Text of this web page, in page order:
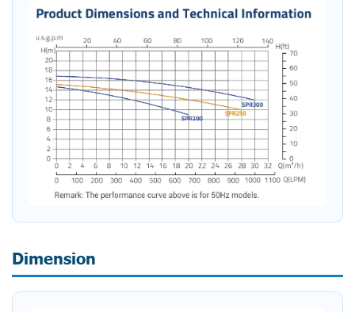
Dimension